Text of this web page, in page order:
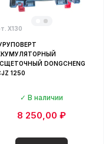
Х130
DONGCHENG
1250
В наличии
8 250,00 ₽